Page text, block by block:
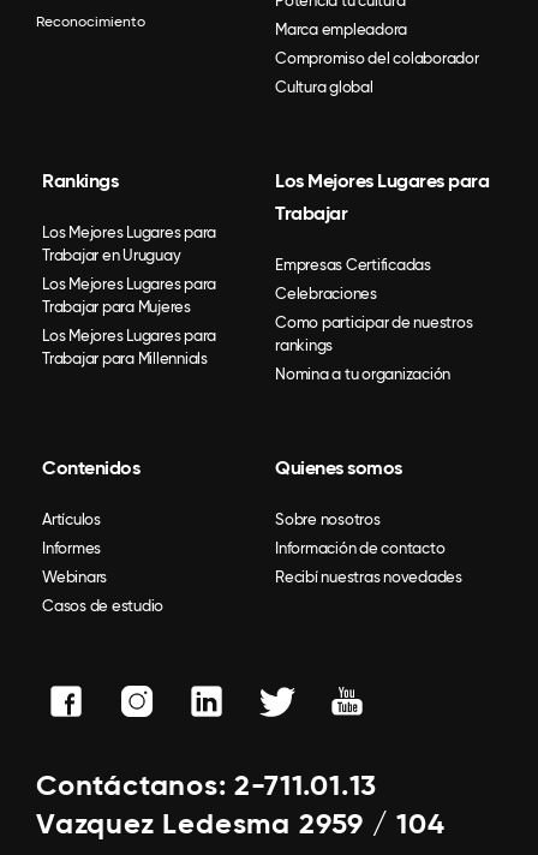
Reconocimiento
Marca empleadora
Compromiso del colaborador
Cultura global
Rankings
Los Mejores Lugares para
Trabajar en Uruguay
Los Mejores Lugares para
Trabajar para Mujeres
Los Mejores Lugares para
Trabajar para Millennials
Los Mejores Lugares para
Trabajar
Empresas Certificadas
Celebraciones
Como participar de nuestros
rankings
Nomina a tu organización
Contenidos
Artículos
Informes
Webinars
Casos de estudio
Quienes somos
Sobre nosotros
Información de contacto
Recibí nuestras novedades
Contáctanos: 2-711.01.13
Vazquez Ledesma 2959 / 104